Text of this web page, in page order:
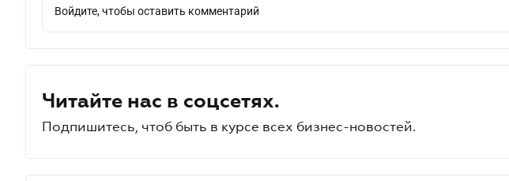
Войдите, чтобы оставить комментарий
Читайте нас в соцсетях.
Подпишитесь, чтоб быть в курсе всех бизнес-новостей.